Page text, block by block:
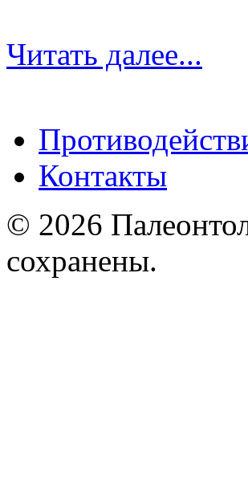
Читать далее...
Контакты
© 2026
сохранены.